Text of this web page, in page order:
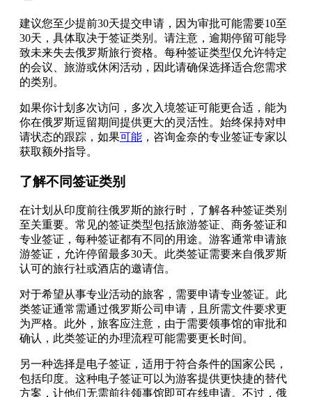
建议您至少提前30天提交申请，因为审批可能需要10至
30天，具体取决于签证类别。请注意，逾期停留可能导
致未来失去俄罗斯旅行资格。每种签证类型仅允许特定
的会议、旅游或休闲活动，因此请确保选择适合您需求
的类别。
如果你计划多次访问，多次入境签证可能更合适，能为
你在俄罗斯逗留期间提供更大的灵活性。始终保持对申
请状态的跟踪，如果可能 ，咨询金奈的专业签证专家以
获取额外指导。
了解不同签证类别
在计划从印度前往俄罗斯的旅行时，了解各种签证类别
至关重要。常见的签证类型包括旅游签证、商务签证和
专业签证，每种签证都有不同的用途。游客通常申请旅
游签证，允许停留最多30天。此类签证需要来自俄罗斯
认可的旅行社或酒店的邀请信。
对于希望从事专业活动的旅客，需要申请专业签证。此
类签证通常需通过俄罗斯公司申请，且所需文件要求更
为严格。此外，旅客应注意，由于需要领事馆的审批和
确认，此类签证的办理流程可能需要更长时间。
另一种选择是电子签证，适用于符合条件的国家公民，
包括印度。这种电子签证可以为游客提供更快捷的替代
方案，让他们无需前往领事馆即可在线申请。不过，俄